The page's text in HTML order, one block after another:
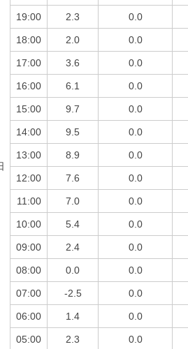
19:00 2.3 0.0
18:00 2.0 0.0
17:00 3.6 0.0
16:00 6.1 0.0
15:00 9.7 0.0
14:00 9.5 0.0
13:00 8.9 0.0
12:00 7.6 0.0
11:00 7.0 0.0
10:00 5.4 0.0
09:00 2.4 0.0
08:00 0.0 0.0
07:00 -2.5 0.0
06:00 1.4 0.0
05:00 2.3 0.0